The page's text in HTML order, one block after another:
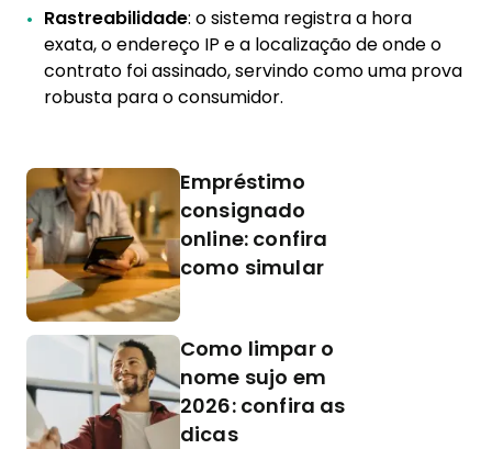
Rastreabilidade: o sistema registra a hora
exata, o endereço IP e a localização de onde o
contrato foi assinado, servindo como uma prova
robusta para o consumidor.
Empréstimo
consignado
online: confira
como simular
Como limpar o
nome sujo em
2026: confira as
dicas